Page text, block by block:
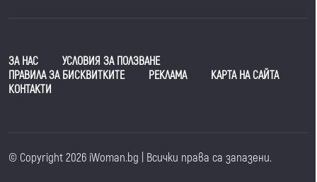
ЗА НАС
УСЛОВИЯ ЗА ПОЛЗВАНЕ
ПРАВИЛА ЗА БИСКВИТКИТЕ
РЕКЛАМА
КАРТА НА САЙТА
КОНТАКТИ
© Copyright 2026 iWoman.bg | Всички права са запазени.